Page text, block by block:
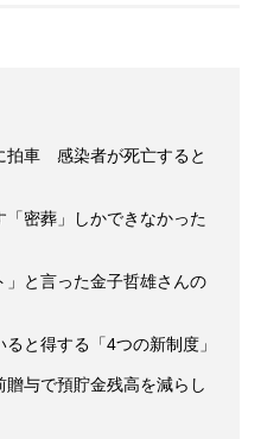
拍車 感染者が死亡すると
密葬」しかできなかった
」と言った金子哲雄さんの
と得する「4つの新制度」
与で預貯金残高を減らし